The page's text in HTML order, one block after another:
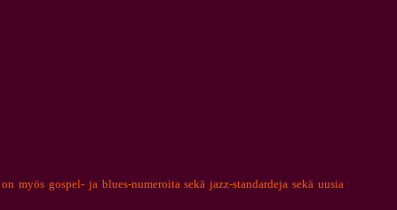
myös gospel- ja blues-numeroita sekä jazz-standardeja sekä uusia